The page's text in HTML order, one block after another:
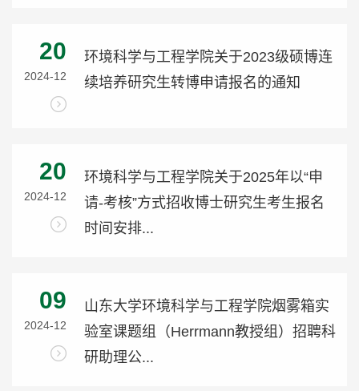
20
2024-12
环境科学与工程学院关于2023级硕博连
续培养研究生转博申请报名的通知
20
2024-12
环境科学与工程学院关于2025年以“申
请-考核”方式招收博士研究生考生报名
时间安排...
09
2024-12
山东大学环境科学与工程学院烟雾箱实
验室课题组（Herrmann教授组）招聘科
研助理公...